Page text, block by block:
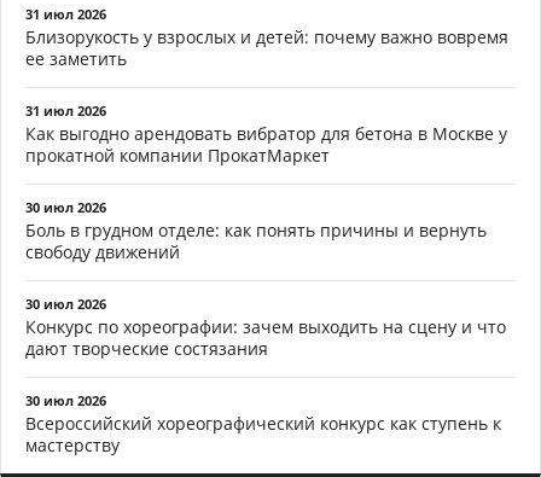
31 июл 2026
Близорукость у взрослых и детей: почему важно вовремя
ее заметить
31 июл 2026
Как выгодно арендовать вибратор для бетона в Москве у
прокатной компании ПрокатМаркет
30 июл 2026
Боль в грудном отделе: как понять причины и вернуть
свободу движений
30 июл 2026
Конкурс по хореографии: зачем выходить на сцену и что
дают творческие состязания
30 июл 2026
Всероссийский хореографический конкурс как ступень к
мастерству